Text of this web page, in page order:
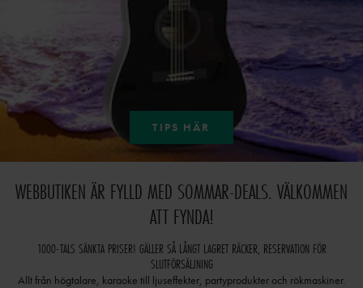
TIPS HÄR
WEBBUTIKEN ÄR FYLLD MED SOMMAR-DEALS. VÄLKOMMEN
ATT FYNDA!
1000-TALS SÄNKTA PRISER! GÄLLER SÅ LÅNGT LAGRET RÄCKER, RESERVATION FÖR
SLUTFÖRSÄLJNING
Allt från högtalare, karaoke till ljuseffekter, partyprodukter och rökmaskiner.